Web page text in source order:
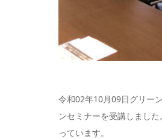
令和02年10月09日グリー
ンセミナーを受講しまし
っています。